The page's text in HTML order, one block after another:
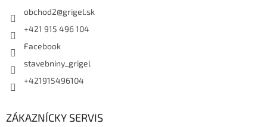
obchod2@grigel.sk
+421 915 496 104
Facebook
stavebniny_grigel
+421915496104
ZÁKAZNÍCKY SERVIS